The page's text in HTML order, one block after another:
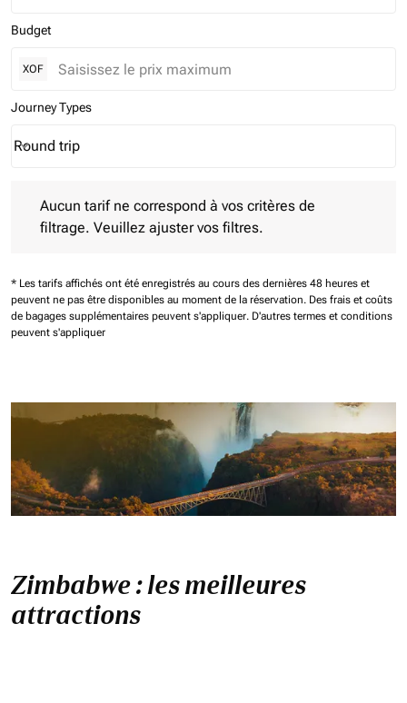
Budget
XOF
Journey Types
Journey Types option Round trip Selected
Round trip
keyboard_arrow_down
Aucun tarif ne correspond à vos critères de
filtrage. Veuillez ajuster vos filtres.
* Les tarifs affichés ont été enregistrés au cours des dernières 48 heures et
peuvent ne pas être disponibles au moment de la réservation. Des frais et coûts
de bagages supplémentaires peuvent s'appliquer. D'autres termes et conditions
peuvent s'appliquer
Zimbabwe : les meilleures
attractions